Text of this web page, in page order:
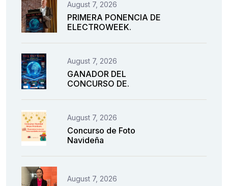
August 7, 2026
PRIMERA PONENCIA DE
ELECTROWEEK.
August 7, 2026
GANADOR DEL
CONCURSO DE.
August 7, 2026
Concurso de Foto
Navideña
August 7, 2026